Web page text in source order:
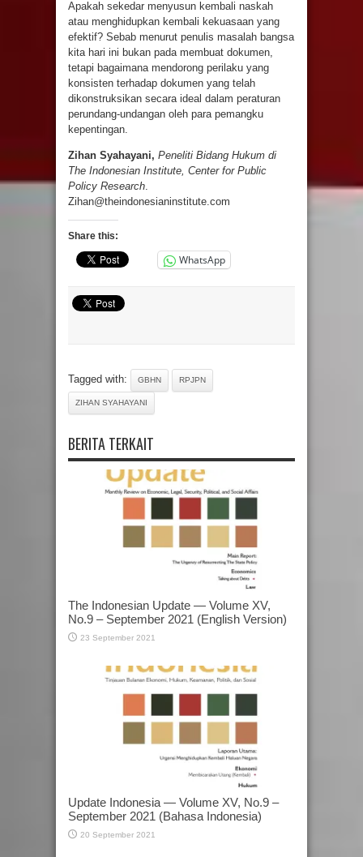
Apakah sekedar menyusun kembali naskah
atau menghidupkan kembali kekuasaan yang
efektif? Sebab menurut penulis masalah bangsa
kita hari ini bukan pada membuat dokumen,
tetapi bagaimana mendorong perilaku yang
konsisten terhadap dokumen yang telah
dikonstruksikan secara ideal dalam peraturan
perundang-undangan oleh para pemangku
kepentingan.
Zihan Syahayani, Peneliti Bidang Hukum di
The Indonesian Institute, Center for Public
Policy Research.
Zihan@theindonesianinstitute.com
Share this:
WhatsApp
Tagged with: GBHN RPJPN
ZIHAN SYAHAYANI
BERITA TERKAIT
The Indonesian Update — Volume XV,
No.9 – September 2021 (English Version)
23 September 2021
Update Indonesia — Volume XV, No.9 –
September 2021 (Bahasa Indonesia)
20 September 2021